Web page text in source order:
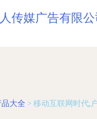
传媒广告有限公
品大全 > 移动互联网时代,